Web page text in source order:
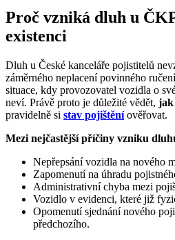
Proč vzniká dluh u
existenci
Dluh u České kanceláře pojistitelů
záměrného neplacení povinného
situace, kdy provozovatel vozidla o
neví. Právě proto je důležité vědět, jak
pravidelně si stav pojištěníověřovat.
Mezi nejčastější příčiny vzniku
Nepřepsání vozidla na nového
Zapomenutí na úhradu
Administrativní chyba mezi
Vozidlo v evidenci, které již
Opomenutí sjednání nového
předchozího.